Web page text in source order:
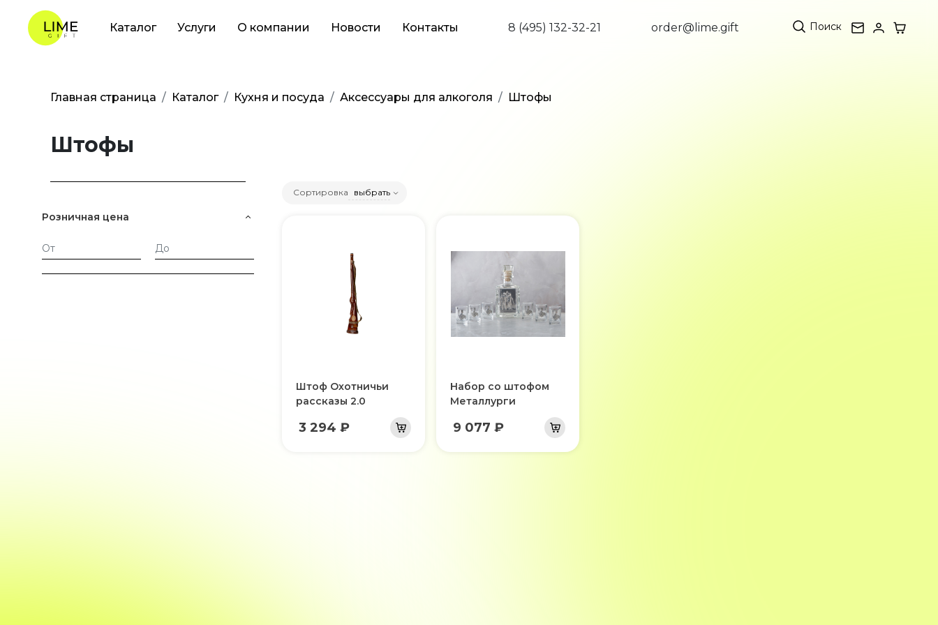
Каталог Услуги О компании Новости Контакты 8 (495) 132-32-21 order@lime.gift Поиск
Главная страница Каталог Кухня и посуда Аксессуары для алкоголя Штофы
Штофы
Розничная цена
Сортировка выбрать
Штоф Охотничьи
рассказы 2.0
3 294 ₽
Набор со штофом
Металлурги
9 077 ₽